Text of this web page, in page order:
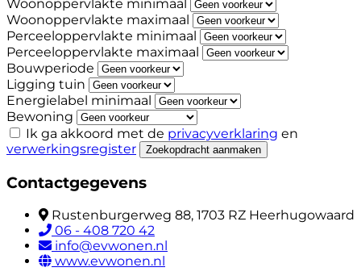
Woonoppervlakte minimaal
Woonoppervlakte maximaal
Perceeloppervlakte minimaal
Perceeloppervlakte maximaal
Bouwperiode
Ligging tuin
Energielabel minimaal
Bewoning
Ik ga akkoord met de privacyverklaring en
verwerkingsregister
Zoekopdracht aanmaken
Contactgegevens
Rustenburgerweg 88, 1703 RZ Heerhugowaard
06 - 408 720 42
info@evwonen.nl
www.evwonen.nl